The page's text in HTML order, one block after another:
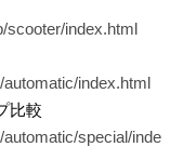
scooter/index.html
index.html
比較
special/inde